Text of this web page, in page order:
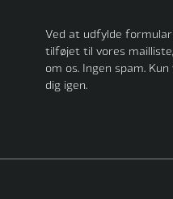
Ved at udfylde
tilføjet til vores
om os. Ingen spam.
dig igen.